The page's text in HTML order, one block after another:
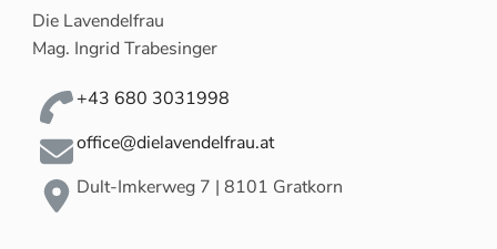
Die Lavendelfrau
Mag. Ingrid Trabesinger
+43 680 3031998
office@dielavendelfrau.at
Dult-Imkerweg 7 | 8101 Gratkorn